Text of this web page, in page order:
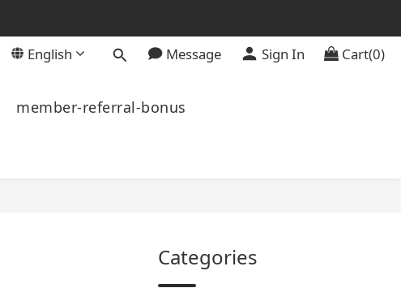
English Message Sign In Cart(0)
member-referral-bonus
Categories